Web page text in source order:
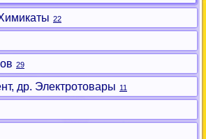
22
29
др. Электротовары 11